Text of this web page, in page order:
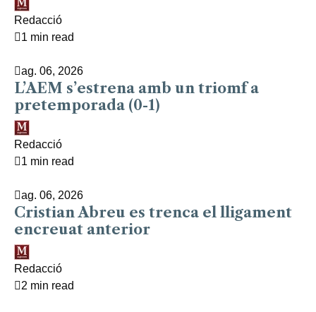
Redacció
1 min read
ag. 06, 2026
L’AEM s’estrena amb un triomf a
pretemporada (0-1)
Redacció
1 min read
ag. 06, 2026
Cristian Abreu es trenca el lligament
encreuat anterior
Redacció
2 min read